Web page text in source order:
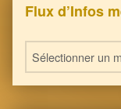
Flux d’Infos
Flux d’Infos mensuel